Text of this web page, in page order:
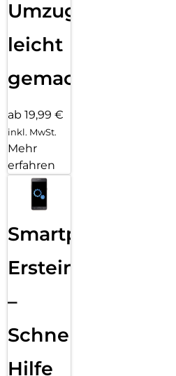
Umzug
leicht
gemacht!
ab 19,99 €
inkl. MwSt.
Mehr
erfahren
Smartphone
Ersteinrichtung
–
Schnelle
Hilfe